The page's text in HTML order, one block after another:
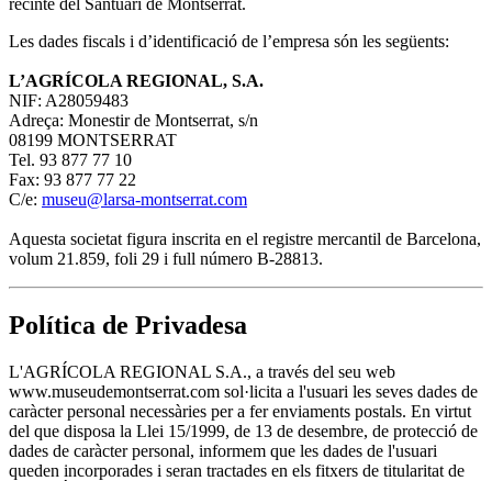
Les dades fiscals i d’identificació de l’empresa són les següents:
L’AGRÍCOLA REGIONAL, S.A.
NIF: A28059483
Adreça: Monestir de Montserrat, s/n
08199 MONTSERRAT
Tel. 93 877 77 10
Fax: 93 877 77 22
C/e: museu@larsa-montserrat.com
Aquesta societat figura inscrita en el registre mercantil de Barcelona,
volum 21.859, foli 29 i full número B-28813.
Política de Privadesa
L'AGRÍCOLA REGIONAL S.A., a través del seu web
www.museudemontserrat.com sol·licita a l'usuari les seves dades de
caràcter personal necessàries per a fer enviaments postals. En virtut
del que disposa la Llei 15/1999, de 13 de desembre, de protecció de
dades de caràcter personal, informem que les dades de l'usuari
queden incorporades i seran tractades en els fitxers de titularitat de